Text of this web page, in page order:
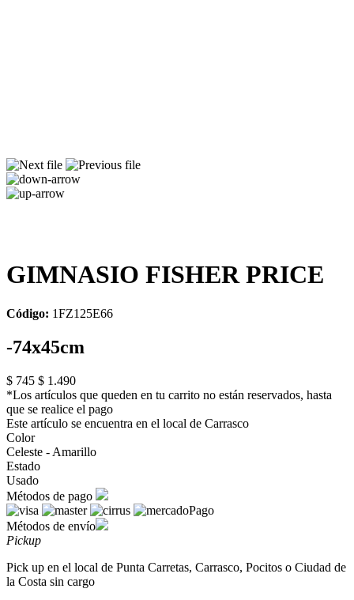
GIMNASIO FISHER PRICE
Código: 1FZ125E66
-74x45cm
$ 745 $ 1.490
*Los artículos que queden en tu carrito no están reservados, hasta
que se realice el pago
Este artículo se encuentra en el local de Carrasco
Color
Celeste - Amarillo
Estado
Usado
Métodos de pago
Métodos de envío
Pickup
Pick up en el local de Punta Carretas, Carrasco, Pocitos o Ciudad de
la Costa sin cargo